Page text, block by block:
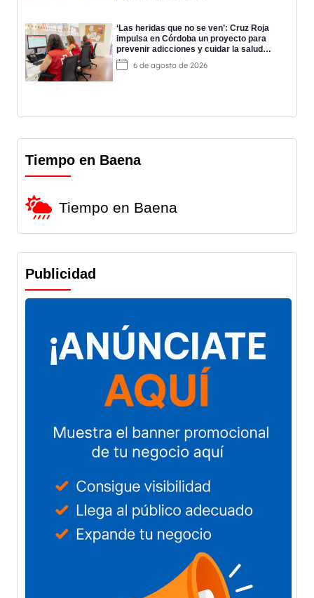
‘Las heridas que no se ven’: Cruz Roja
impulsa en Córdoba un proyecto para
prevenir adicciones y cuidar la salud
mental
6 de agosto de 2026
Tiempo en Baena
Tiempo en Baena
Publicidad